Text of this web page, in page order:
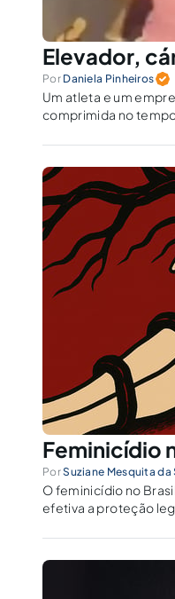
Elevador,
Por Daniela Pinheiros
Um atleta e um
comprimida no
Feminicídio
PorSuziane Mesquita da
O feminicídio no
efetiva a proteção